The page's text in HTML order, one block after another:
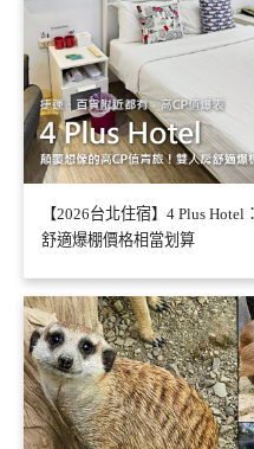
【2026台北住宿】4 Plus
舒適爆棚價格相當划算